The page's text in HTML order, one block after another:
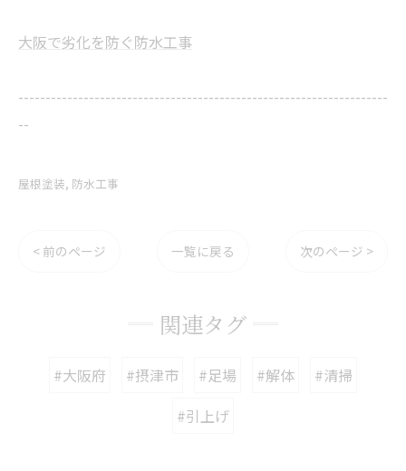
大阪で劣化を防ぐ防水工事
--------------------------------------------------------------------
--
屋根塗装 防水工事
< 前のページ 一覧に戻る 次のページ >
関連タグ
#大阪府 #摂津市 #足場 #解体
#清掃
#引上げ